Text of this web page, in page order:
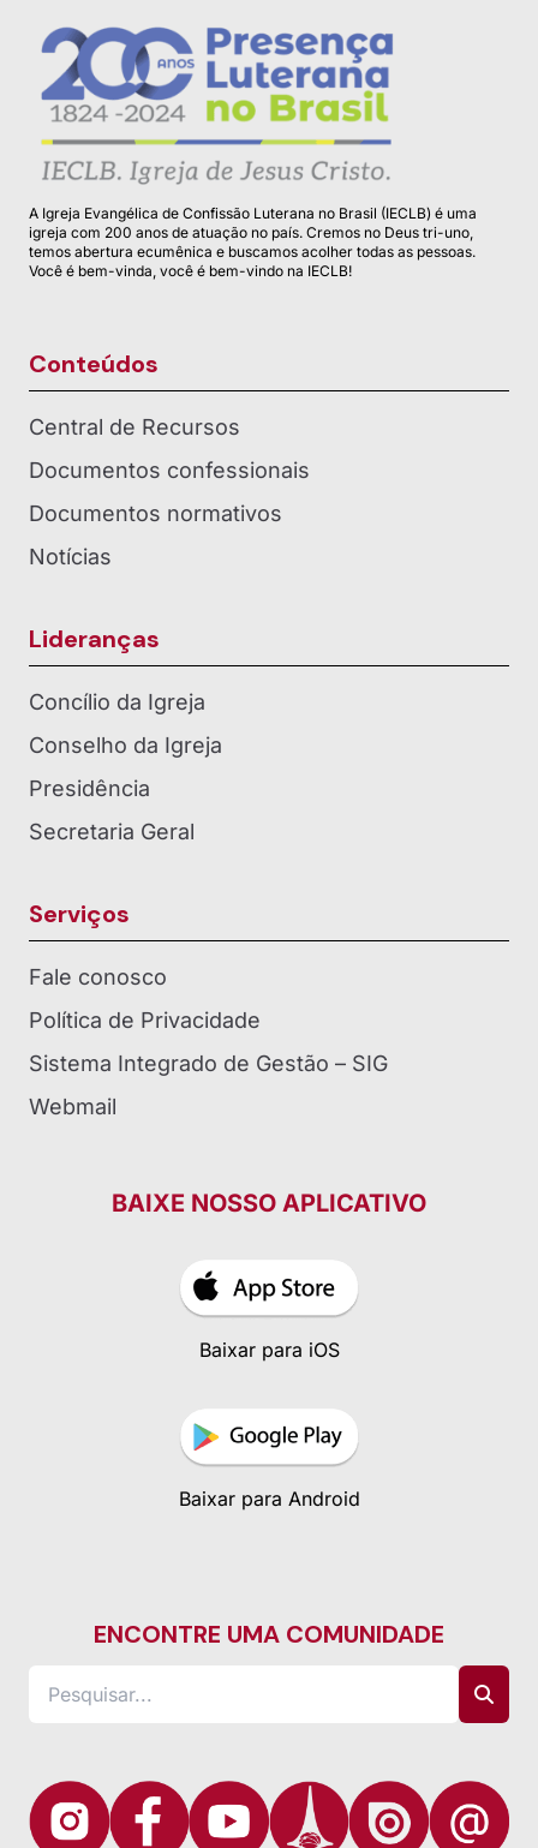
A Igreja Evangélica de Confissão Luterana no Brasil (IECLB) é uma
igreja com 200 anos de atuação no país. Cremos no Deus tri-uno,
temos abertura ecumênica e buscamos acolher todas as pessoas.
Você é bem-vinda, você é bem-vindo na IECLB!
Conteúdos
Central de Recursos
Documentos confessionais
Documentos normativos
Notícias
Lideranças
Concílio da Igreja
Conselho da Igreja
Presidência
Secretaria Geral
Serviços
Fale conosco
Política de Privacidade
Sistema Integrado de Gestão – SIG
Webmail
BAIXE NOSSO APLICATIVO
Baixar para iOS
Baixar para Android
ENCONTRE UMA COMUNIDADE